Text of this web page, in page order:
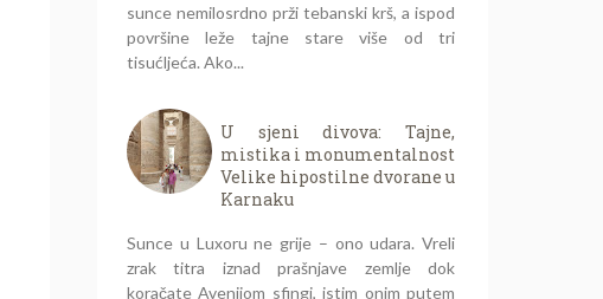
sunce nemilosrdno prži tebanski krš, a ispod
površine leže tajne stare više od tri
tisućljeća. Ako...
U sjeni divova: Tajne,
mistika i monumentalnost
Velike hipostilne dvorane u
Karnaku
Sunce u Luxoru ne grije – ono udara. Vreli
zrak titra iznad prašnjave zemlje dok
koračate Avenijom sfingi, istim onim putem